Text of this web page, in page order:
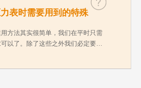
表时需要用到的特殊
方法其实很简单，我们在平时只需
以了。除了这些之外我们必定要弄